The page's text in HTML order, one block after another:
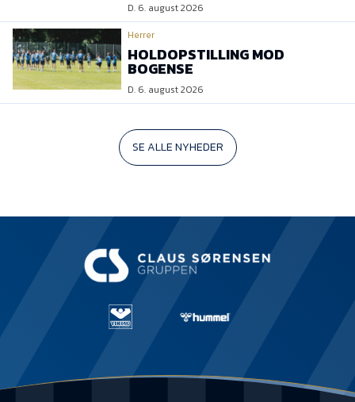
D. 6. august 2026
Herrer
HOLDOPSTILLING MOD
BOGENSE
D. 6. august 2026
SE ALLE NYHEDER